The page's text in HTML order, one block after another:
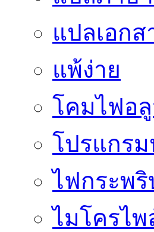
แปลเอกส
แพ้ง่าย
โคมไฟอ
โปรแกร
ไฟกระพ
ไมโครไพ